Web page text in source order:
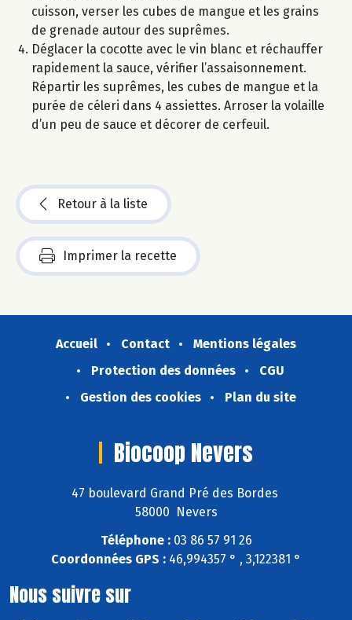
cuisson, verser les cubes de mangue et les grains
de grenade autour des suprêmes.
Déglacer la cocotte avec le vin blanc et réchauffer
rapidement la sauce, vérifier l’assaisonnement.
Répartir les suprêmes, les cubes de mangue et la
purée de céleri dans 4 assiettes. Arroser la volaille
d’un peu de sauce et décorer de cerfeuil.
Retour à la liste
Imprimer la recette
Accueil Contact
Mentions légales
Protection des données
CGU
Gestion des cookies
Plan du site
Biocoop Nevers
47 boulevard Grand Pré des Bordes
58000 Nevers
Téléphone :03 86 57 91 26
Coordonnées GPS : 46,994357 ° , 3,122381 °
Nous suivre sur